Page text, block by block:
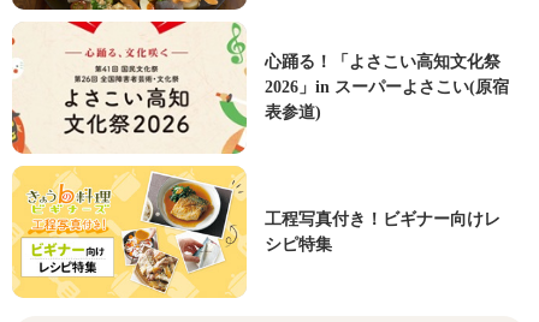
心踊る！「よさこい高知文化祭
2026」in スーパーよさこい(原宿
表参道)
工程写真付き！ビギナー向けレ
シピ特集